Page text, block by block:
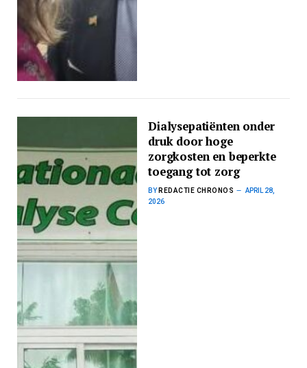
Dialysepatiënten onder
druk door hoge
zorgkosten en beperkte
toegang tot zorg
BY REDACTIE CHRONOS
APRIL 28,
2026